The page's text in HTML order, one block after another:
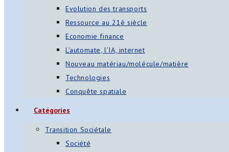
Evolution des transports
Ressource au 21è siècle
Economie finance
L’automate, l’IA, internet
Nouveau matériau/molécule/matière
Technologies
Conquête spatiale
Catégories
Transition Sociétale
Société